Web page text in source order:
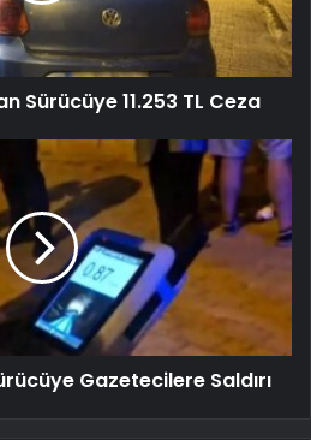
Sürücüye 11.253 TL Ceza
Gazetecilere Saldırı